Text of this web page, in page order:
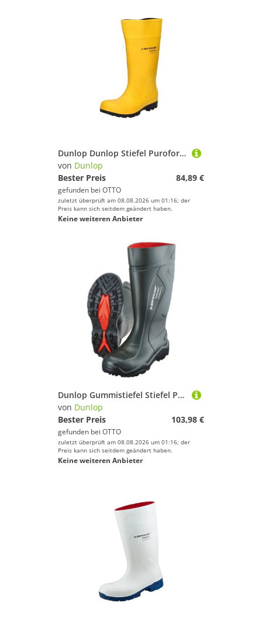
Dunlop Dunlop Stiefel Purofort S5 Arbeitsschuh
von Dunlop
Bester Preis
84,89 €
gefunden bei OTTO
zuletzt überprüft am 08.08.2026 um 01:16; der
Preis kann sich seitdem geändert haben.
Keine weiteren Anbieter
Dunlop Gummistiefel Stiefel Purofort+ S5CI SRC grün
von Dunlop
Bester Preis
103,98 €
gefunden bei OTTO
zuletzt überprüft am 08.08.2026 um 01:16; der
Preis kann sich seitdem geändert haben.
Keine weiteren Anbieter